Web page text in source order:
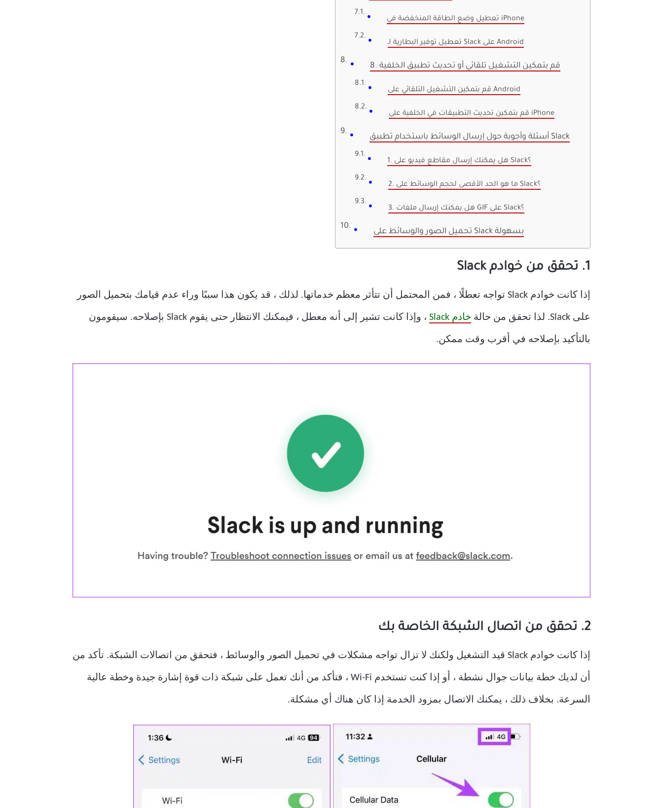
تعطيل وضع الطاقة المنخفضة في iPhone
تعطيل توفير البطارية لـ Slack على Android
8. قم بتمكين التشغيل تلقائي أو تحديث تطبيق الخلفية
قم بتمكين التشغيل التلقائي على Android
قم بتمكين تحديث التطبيقات في الخلفية على iPhone
أسئلة وأجوبة حول إرسال الوسائط باستخدام تطبيق Slack
1. هل يمكنك إرسال مقاطع فيديو على Slack؟
2. ما هو الحد الأقصى لحجم الوسائط على Slack؟
3. هل يمكنك إرسال ملفات GIF على Slack؟
تحميل الصور والوسائط على Slack بسهولة
1. تحقق من خوادم Slack
إذا كانت خوادم Slack تواجه تعطلًا ، فمن المحتمل أن تتأثر معظم خدماتها. لذلك ، قد يكون هذا سببًا وراء عدم قيامك بتحميل الصور
على Slack. لذا تحقق من حالة خادم Slack ، وإذا كانت تشير إلى أنه معطل ، فيمكنك الانتظار حتى يقوم Slack بإصلاحه. سيقومون
بالتأكيد بإصلاحه في أقرب وقت ممكن.
2. تحقق من اتصال الشبكة الخاصة بك
إذا كانت خوادم Slack قيد التشغيل ولكنك لا تزال تواجه مشكلات في تحميل الصور والوسائط ، فتحقق من اتصالات الشبكة. تأكد من
أن لديك خطة بيانات جوال نشطة ، أو إذا كنت تستخدم Wi-Fi ، فتأكد من أنك تعمل على شبكة ذات قوة إشارة جيدة وخطة عالية
السرعة. بخلاف ذلك ، يمكنك الاتصال بمزود الخدمة إذا كان هناك أي مشكلة.